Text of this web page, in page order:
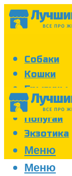
Собаки
Кошки
Грызуны
Аквариум
Попугаи
Экзотика
Меню
Меню